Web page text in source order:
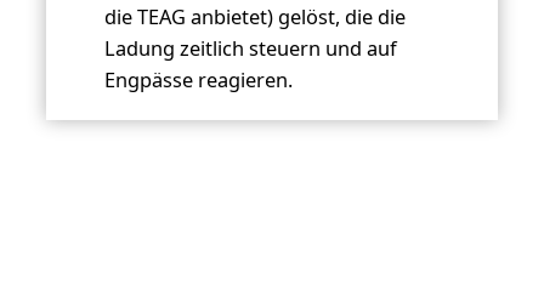
die TEAG anbietet) gelöst, die die
Ladung zeitlich steuern und auf
Engpässe reagieren.